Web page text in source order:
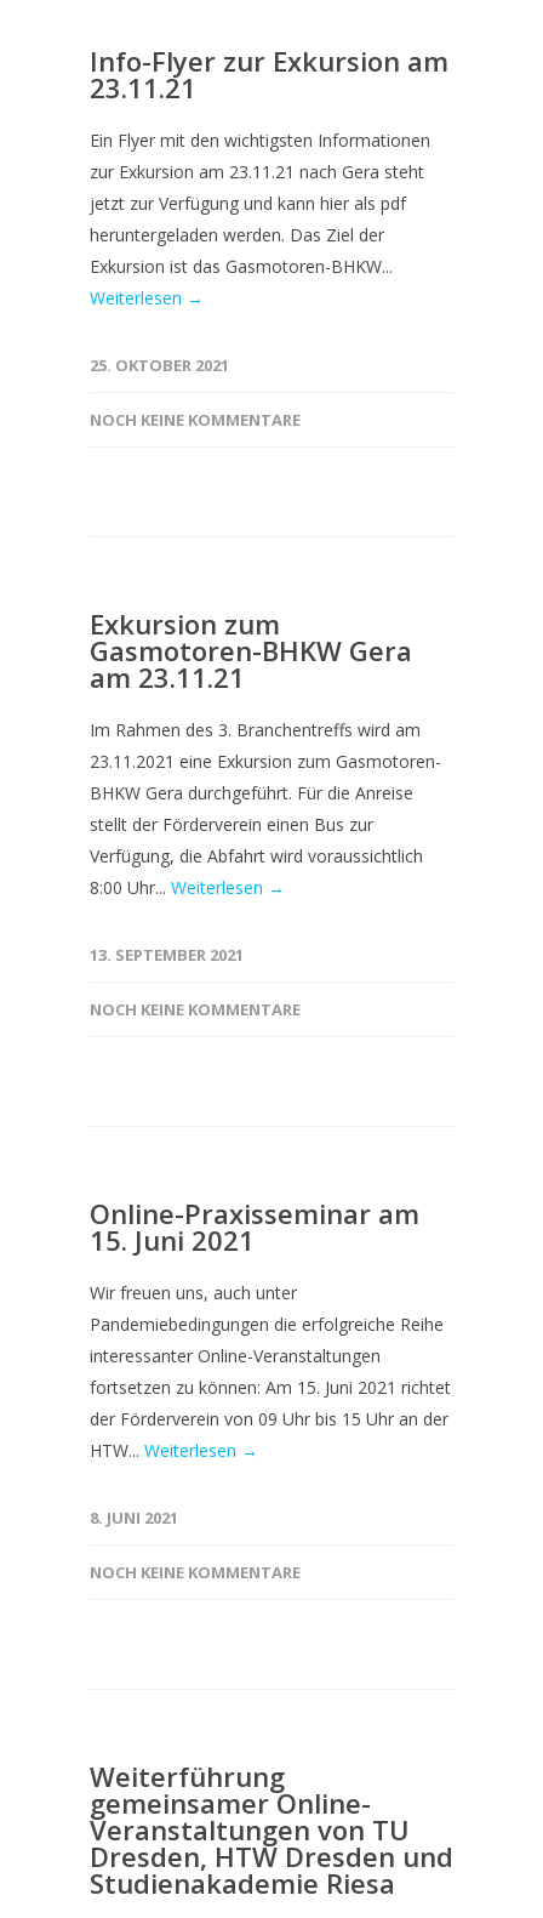
Info-Flyer zur Exkursion am
23.11.21
Ein Flyer mit den wichtigsten Informationen
zur Exkursion am 23.11.21 nach Gera steht
jetzt zur Verfügung und kann hier als pdf
heruntergeladen werden. Das Ziel der
Exkursion ist das Gasmotoren-BHKW...
Weiterlesen →
25. OKTOBER 2021
NOCH KEINE KOMMENTARE
Exkursion zum
Gasmotoren-BHKW Gera
am 23.11.21
Im Rahmen des 3. Branchentreffs wird am
23.11.2021 eine Exkursion zum Gasmotoren-
BHKW Gera durchgeführt. Für die Anreise
stellt der Förderverein einen Bus zur
Verfügung, die Abfahrt wird voraussichtlich
8:00 Uhr... Weiterlesen →
13. SEPTEMBER 2021
NOCH KEINE KOMMENTARE
Online-Praxisseminar am
15. Juni 2021
Wir freuen uns, auch unter
Pandemiebedingungen die erfolgreiche Reihe
interessanter Online-Veranstaltungen
fortsetzen zu können: Am 15. Juni 2021 richtet
der Förderverein von 09 Uhr bis 15 Uhr an der
HTW... Weiterlesen →
8. JUNI 2021
NOCH KEINE KOMMENTARE
Weiterführung
gemeinsamer Online-
Veranstaltungen von TU
Dresden, HTW Dresden und
Studienakademie Riesa